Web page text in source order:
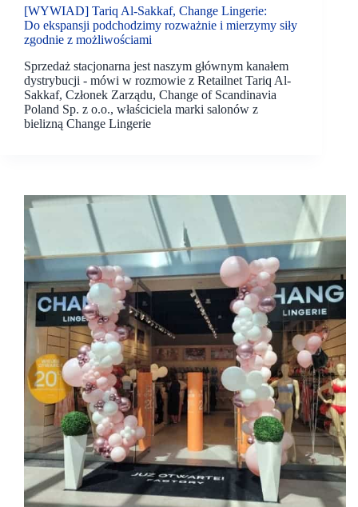
[WYWIAD] Tariq Al-Sakkaf, Change Lingerie:
Do ekspansji podchodzimy rozważnie i mierzymy siły
zgodnie z możliwościami
Sprzedaż stacjonarna jest naszym głównym kanałem
dystrybucji - mówi w rozmowie z Retailnet Tariq Al-
Sakkaf, Członek Zarządu, Change of Scandinavia
Poland Sp. z o.o., właściciela marki salonów z
bielizną Change Lingerie